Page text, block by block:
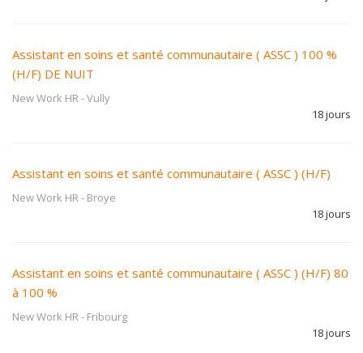
Assistant en soins et santé communautaire ( ASSC ) 100 %
(H/F) DE NUIT
New Work HR-Vully
18 jours
Assistant en soins et santé communautaire ( ASSC ) (H/F)
New Work HR- Broye
18 jours
Assistant en soins et santé communautaire ( ASSC ) (H/F) 80
à 100 %
New Work HR- Fribourg
18 jours